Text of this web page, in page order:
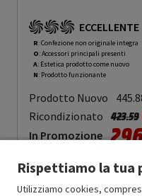
ECCELLENTE
R: Confezione non originale integra
O: Accessori principali presenti
A: Estetica prodotto come nuovo
N: Prodotto funzionante
Prodotto Nuovo
Ricondizionato 423.59
In Promozione
Rispettiamo la tua
Utilizziamo cookies,